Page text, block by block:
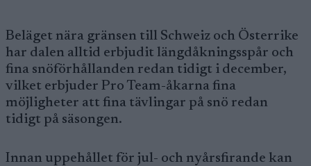
Beläget nära gränsen till Schweiz och Österrike
har dalen alltid erbjudit längdåkningsspår och
fina snöförhållanden redan tidigt i december,
vilket erbjuder Pro Team-åkarna fina
möjligheter att fina tävlingar på snö redan
tidigt på säsongen.
Innan uppehållet för jul- och nyårsfirande kan